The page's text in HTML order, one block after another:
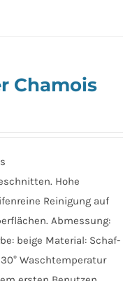
Chamois
Hohe
Reinigung auf
Abmessung:
beige Material: Schaf-
Waschtemperatur